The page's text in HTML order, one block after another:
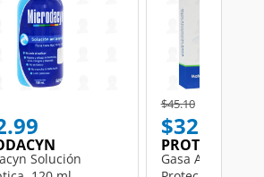
from
Solución
Price reduced from
$45.10to
$32.00
PROTEC
Gasa